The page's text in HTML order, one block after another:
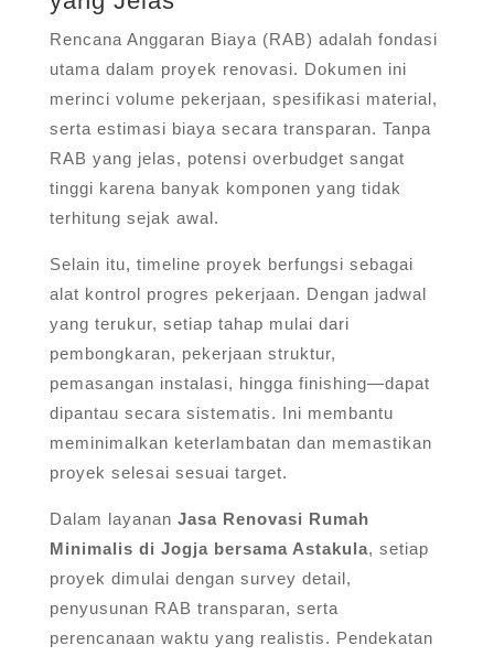
Rencana Anggaran Biaya (RAB) adalah fondasi
utama dalam proyek renovasi. Dokumen ini
merinci volume pekerjaan, spesifikasi material,
serta estimasi biaya secara transparan. Tanpa
RAB yang jelas, potensi overbudget sangat
tinggi karena banyak komponen yang tidak
terhitung sejak awal.
Selain itu, timeline proyek berfungsi sebagai
alat kontrol progres pekerjaan. Dengan jadwal
yang terukur, setiap tahap mulai dari
pembongkaran, pekerjaan struktur,
pemasangan instalasi, hingga finishing—dapat
dipantau secara sistematis. Ini membantu
meminimalkan keterlambatan dan memastikan
proyek selesai sesuai target.
Dalam layanan Jasa Renovasi Rumah
Minimalis di Jogja bersama Astakula, setiap
proyek dimulai dengan survey detail,
penyusunan RAB transparan, serta
perencanaan waktu yang realistis. Pendekatan